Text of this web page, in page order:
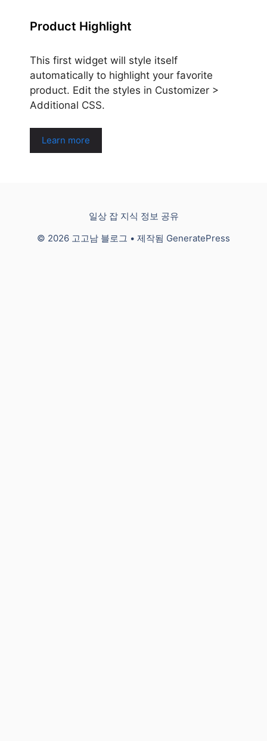
Product Highlight
This first widget will style itself
automatically to highlight your favorite
product. Edit the styles in Customizer >
Additional CSS.
Learn more
일상 잡 지식 정보 공유
© 2026 고고남 블로그 • 제작됨 GeneratePress